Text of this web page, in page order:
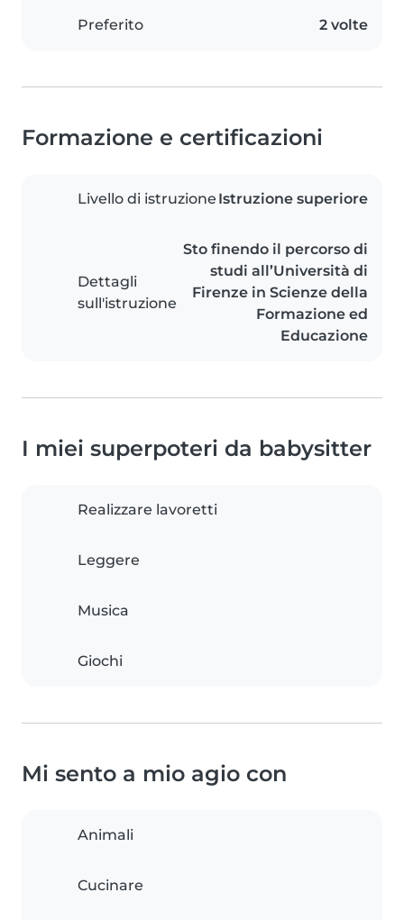
Preferito 2 volte
Formazione e certificazioni
Livello di istruzione Istruzione superiore
Dettagli
sull'istruzione
Sto finendo il percorso di
studi all’Università di
Firenze in Scienze della
Formazione ed
Educazione
I miei superpoteri da babysitter
Realizzare lavoretti
Leggere
Musica
Giochi
Mi sento a mio agio con
Animali
Cucinare